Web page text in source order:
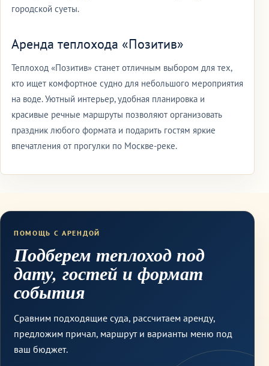
городской суеты.
Аренда теплохода «Позитив»
Теплоход «Позитив» станет отличным выбором для тех,
кто ищет комфортное судно для небольшого мероприятия
на воде. Уютный интерьер, удобная планировка и
красивые речные маршруты позволяют организовать
праздник любого формата и подарить гостям яркие
впечатления от прогулки по Москве-реке.
ПОМОЩЬ С АРЕНДОЙ
Подберем теплоход под
дату, гостей и формат
события
Сравним подходящие суда, рассчитаем аренду,
предложим причал, маршрут и варианты меню под
ваш бюджет.